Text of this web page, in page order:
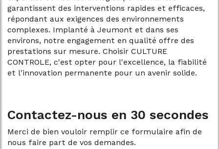
garantissent des interventions rapides et efficaces,
répondant aux exigences des environnements
complexes. Implanté à Jeumont et dans ses
environs, notre engagement en qualité offre des
prestations sur mesure. Choisir CULTURE
CONTROLE, c'est opter pour l'excellence, la fiabilité
et l'innovation permanente pour un avenir solide.
Contactez-nous en 30 secondes
Merci de bien vouloir remplir ce formulaire afin de
nous faire part de vos demandes.